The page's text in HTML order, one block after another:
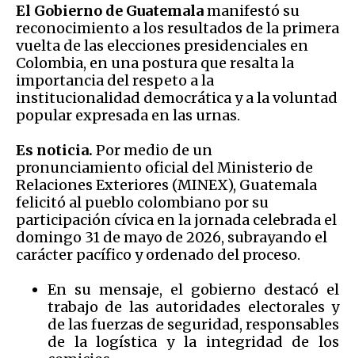
El Gobierno de Guatemalamanifestó su
reconocimiento a los resultados de la primera
vuelta de las elecciones presidenciales en
Colombia, en una postura que resalta la
importancia del respeto a la
institucionalidad democrática y a la voluntad
popular expresada en las urnas.
Es noticia. Por medio de un
pronunciamiento oficial del Ministerio de
Relaciones Exteriores (MINEX), Guatemala
felicitó al pueblo colombiano por su
participación cívica en la jornada celebrada el
domingo 31 de mayo de 2026, subrayando el
carácter pacífico y ordenado del proceso.
En su mensaje, el gobierno destacó el
trabajo de las autoridades electorales y
de las fuerzas de seguridad, responsables
de la logística y la integridad de los